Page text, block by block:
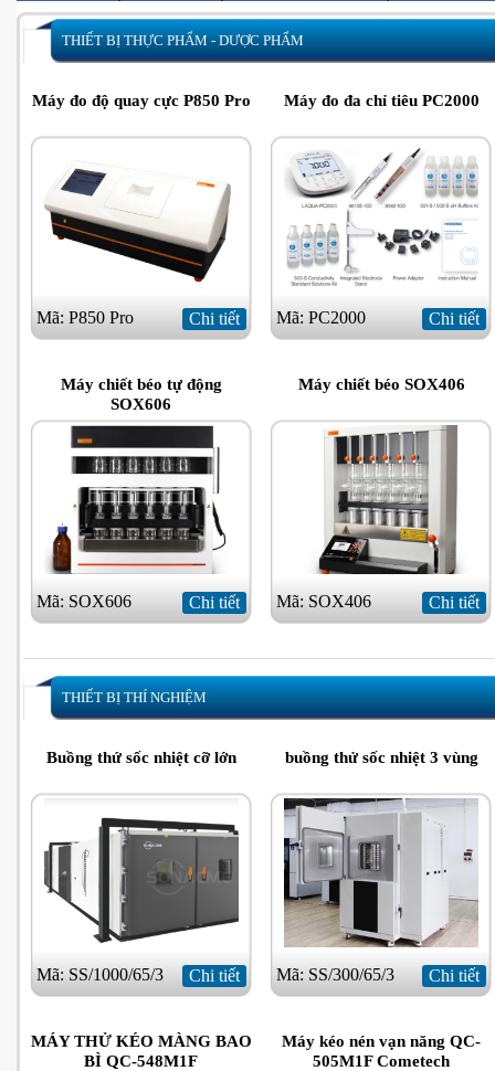
THIẾT BỊ THỰC PHẨM - DƯỢC PHẨM
Máy đo độ quay cực P850 Pro
Mã: P850 Pro Chi tiết
Máy đo đa chỉ tiêu PC2000
Mã: PC2000 Chi tiết
Máy chiết béo tự động
SOX606
Mã: SOX606 Chi tiết
Máy chiết béo SOX406
Mã: SOX406 Chi tiết
THIẾT BỊ THÍ NGHIỆM
Buồng thứ sốc nhiệt cỡ lớn
Mã: SS/1000/65/3 Chi tiết
buồng thử sốc nhiệt 3 vùng
Mã: SS/300/65/3 Chi tiết
MÁY THỬ KÉO MÀNG BAO
BÌ QC-548M1F
Máy kéo nén vạn năng QC-
505M1F Cometech